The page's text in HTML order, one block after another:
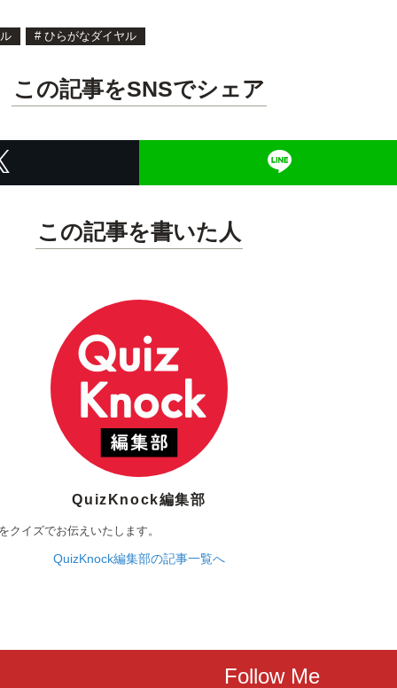
# ひらがなダイヤル
この記事をSNSでシェア
この記事を書いた人
QuizKnock編集部
クイズでお伝えいたします。
QuizKnock編集部の記事一覧へ
Follow Me